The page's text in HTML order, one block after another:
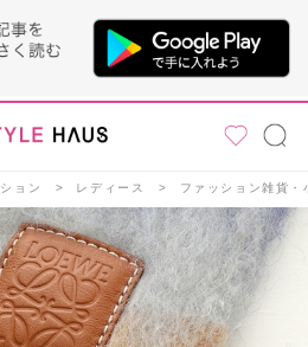
ョン レディース ファッション雑貨・